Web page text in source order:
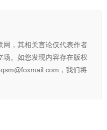
网，其相关言论仅代表作者
场。如您发现内容存在版权
，我们将